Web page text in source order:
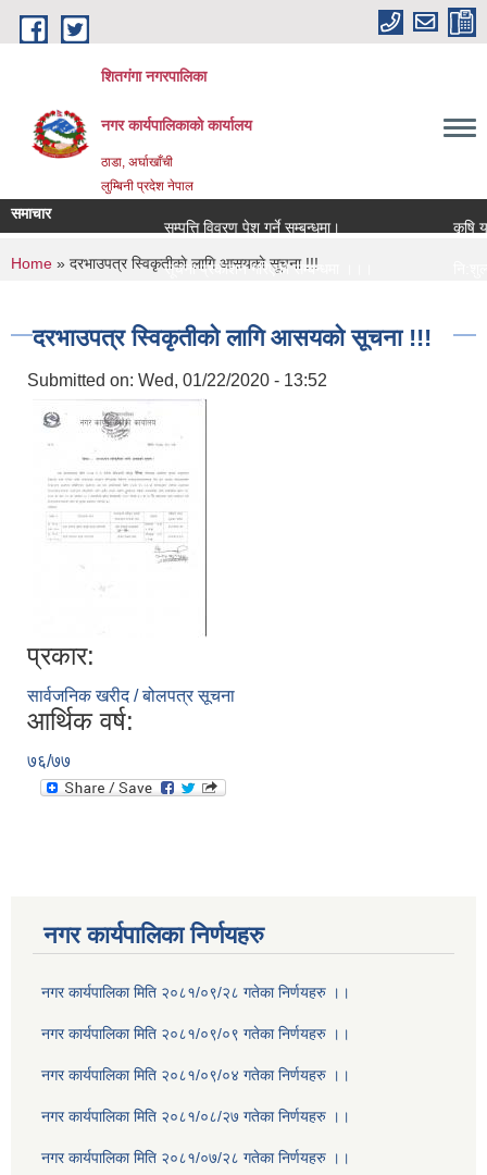
Skip to main content
शितगंगा नगरपालिका
नगर कार्यपालिकाकाे कार्यालय
ठाडा, अर्घाखाँची
लुम्बिनी प्रदेश नेपाल
समाचार
सम्पत्ति विवरण पेश गर्ने सम्बन्धमा।
कृषि
सूचना प्रकाशन गरिएको सम्बन्धमा ।।।
You are here
Home » दरभाउपत्र स्विकृतीकाे लागि आसयकाे सूचना !!!
दरभाउपत्र स्विकृतीकाे लागि आसयकाे सूचना !!!
Submitted on: Wed, 01/22/2020 - 13:52
प्रकार:
सार्वजनिक खरीद / बोलपत्र सूचना
आर्थिक वर्ष:
७६/७७
नगर कार्यपालिका निर्णयहरु
नगर कार्यपालिका मिति २०८१/०९/२८ गतेका निर्णयहरु ।।
नगर कार्यपालिका मिति २०८१/०९/०९ गतेका निर्णयहरु ।।
नगर कार्यपालिका मिति २०८१/०९/०४ गतेका निर्णयहरु ।।
नगर कार्यपालिका मिति २०८१/०८/२७ गतेका निर्णयहरु ।।
नगर कार्यपालिका मिति २०८१/०७/२८ गतेका निर्णयहरु ।।